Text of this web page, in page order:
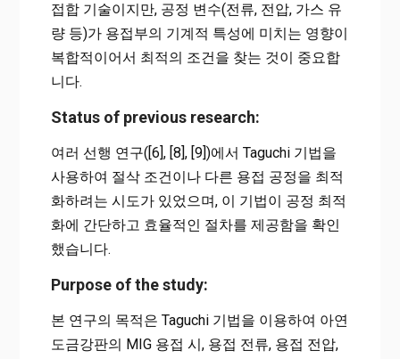
접합 기술이지만, 공정 변수(전류, 전압, 가스 유
량 등)가 용접부의 기계적 특성에 미치는 영향이
복합적이어서 최적의 조건을 찾는 것이 중요합
니다.
Status of previous research:
여러 선행 연구([6], [8], [9])에서 Taguchi 기법을
사용하여 절삭 조건이나 다른 용접 공정을 최적
화하려는 시도가 있었으며, 이 기법이 공정 최적
화에 간단하고 효율적인 절차를 제공함을 확인
했습니다.
Purpose of the study:
본 연구의 목적은 Taguchi 기법을 이용하여 아연
도금강판의 MIG 용접 시, 용접 전류, 용접 전압,